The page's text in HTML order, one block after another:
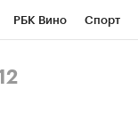
РБК Вино Спорт